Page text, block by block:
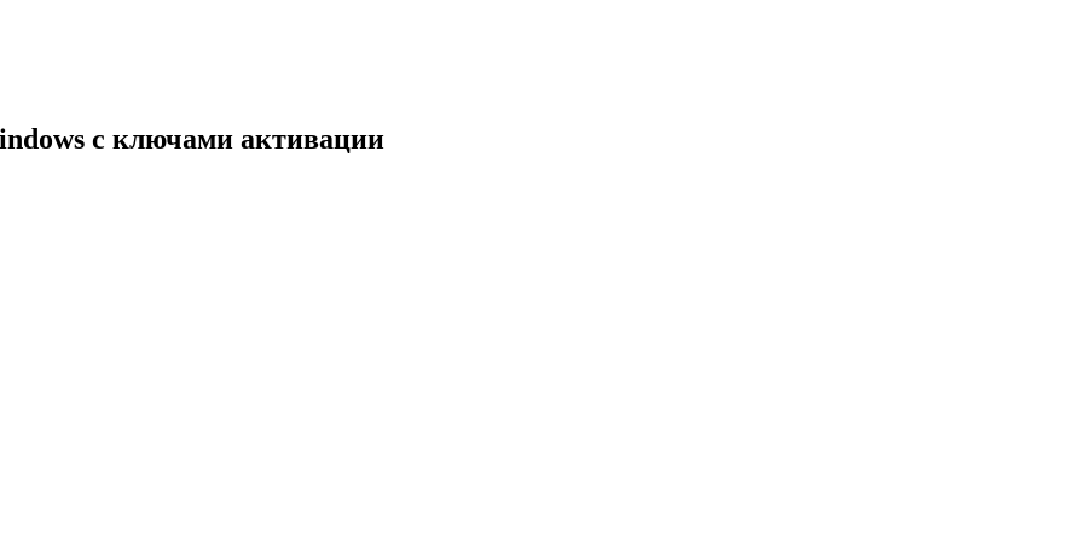
с ключами активации